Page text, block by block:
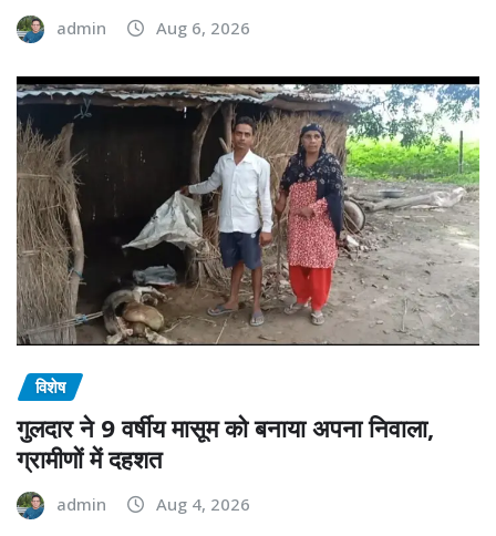
admin Aug 6, 2026
विशेष
गुलदार ने 9 वर्षीय मासूम को बनाया अपना निवाला,
ग्रामीणों में दहशत
admin Aug 4, 2026